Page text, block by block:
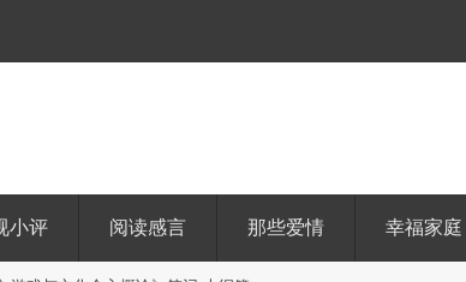
小评 阅读感言 那些爱情 幸福家庭